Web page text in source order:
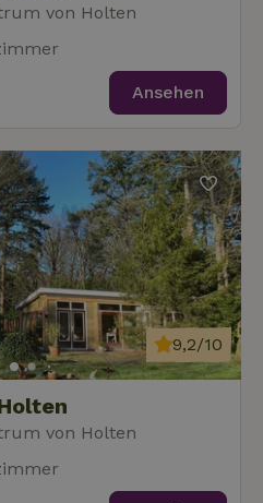
von Holten
Ansehen
von Holten
9,2/10